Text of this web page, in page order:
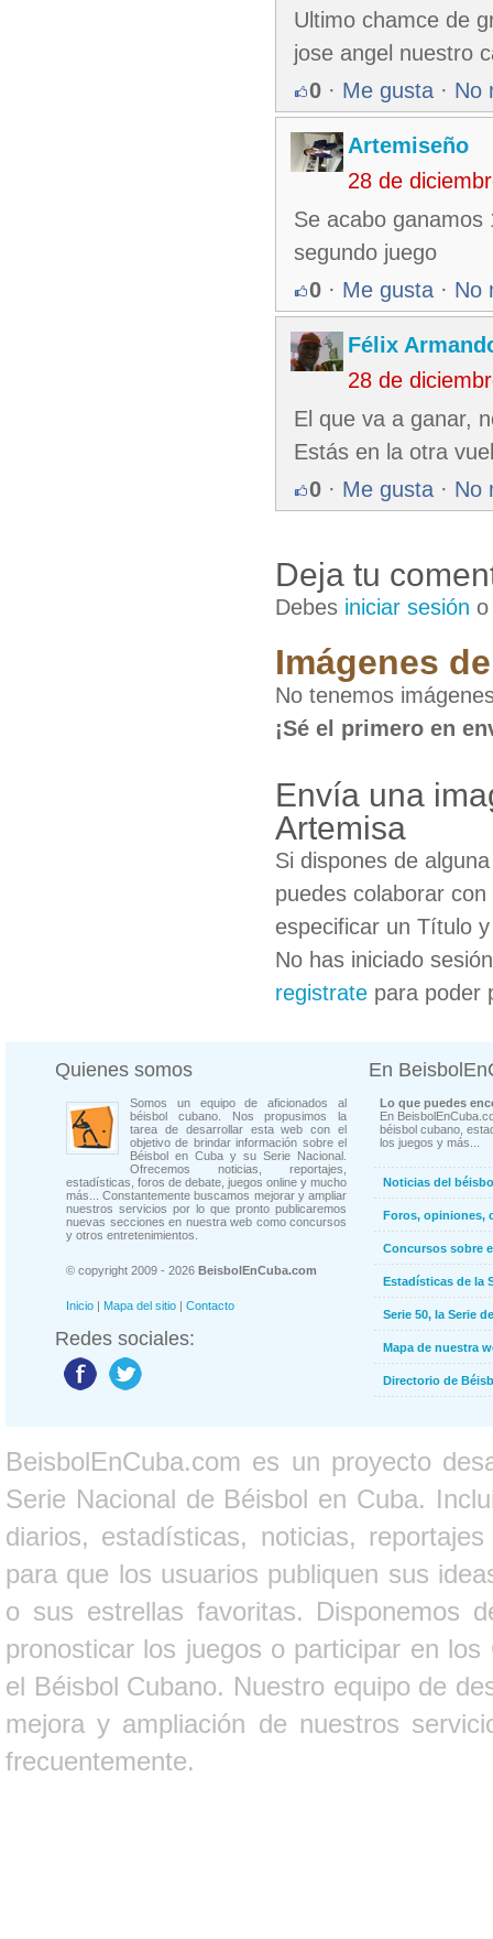
Ultimo chamce de
jose angel nuestro
0 · Me gusta · No
Artemiseño
28 de
Se acabo
segundo juego
0 · Me gusta · No
Félix
28 de
El que va a ganar,
Estás en la otra
0 · Me gusta · No
Deja tu
Debes iniciar sesión
Imágenes
No tenemos
¡Sé el primero en
Envía una
Artemisa
Si dispones de
puedes colaborar
especificar un Título
No has iniciado
registrate para poder
Quienes somos
Somos un equipo de aficionados al
béisbol cubano. Nos propusimos la
tarea de desarrollar esta web con el
objetivo de brindar información sobre el
Béisbol en Cuba y su Serie Nacional.
Ofrecemos noticias, reportajes,
estadísticas, foros de debate, juegos online y mucho
más... Constantemente buscamos mejorar y ampliar
nuestros servicios por lo que pronto publicaremos
nuevas secciones en nuestra web como concursos
y otros entretenimientos.
© copyright 2009 - 2026 BeisbolEnCuba.com
Inicio | Mapa del sitio | Contacto
Redes sociales:
En
Lo que puedes
En
béisbol cubano,
los juegos y más...
Noticias del
Foros, opiniones,
Concursos sobre
Estadísticas de la
Serie 50, la Serie
Mapa de nuestra
Directorio de
BeisbolEnCuba.com es un proyecto
Serie Nacional de Béisbol en Cuba.
diarios, estadísticas, noticias,
para que los usuarios publiquen sus
o sus estrellas favoritas. Disponemos
pronosticar los juegos o participar en
el Béisbol Cubano. Nuestro equipo de
mejora y ampliación de nuestros
frecuentemente.